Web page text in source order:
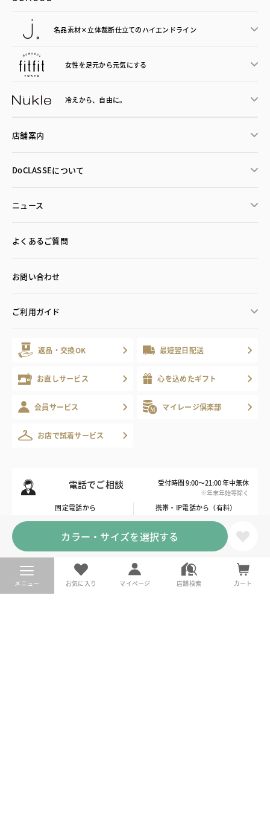
メニュー お気に入り マイページ 店舗検索 カート
カラー・サイズを選択する
名品素材×立体裁断仕立てのハイエンドライン
女性を足元から元気にする
冷えから、 自由に。
店舗案内
DoCLASSEについて
ニュース
よくあるご質問
お問い合わせ
ご利用ガイド
返品・交換OK 最短翌日配送
お直しサービス 心を込めたギフト
会員サービス マイレージ倶楽部
お店で試着サービス
電話でご相談 受付時間 9:00～21:00 年中無休
※年末年始等除く
固定電話から 携帯・IP電話から（有料）
0570-003-003
※ご申告をいただければ、こちらから折り返しお電話いたします
DoCLASSE